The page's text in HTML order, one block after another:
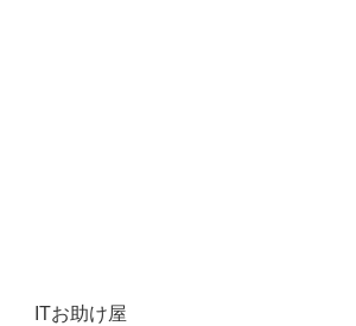
ITお助け屋